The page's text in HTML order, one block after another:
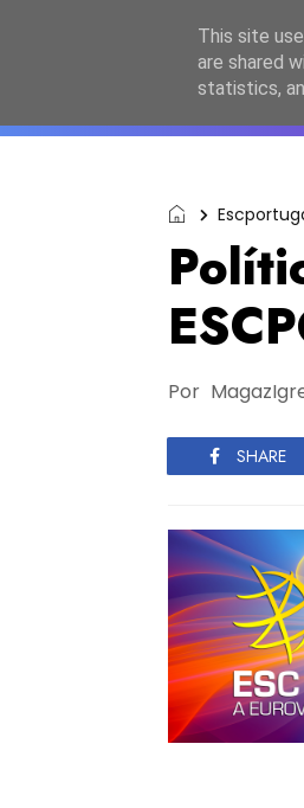
Por
SHARE
This site
are shared
statistics,